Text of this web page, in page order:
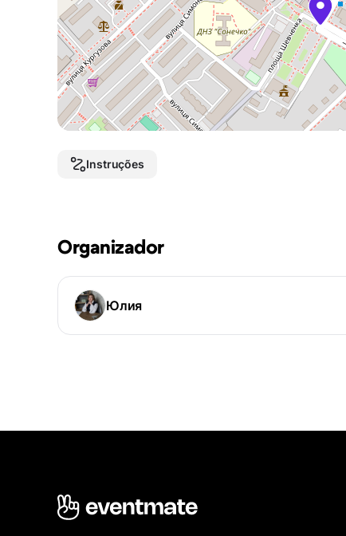
Instruções
Organizador
Юлия